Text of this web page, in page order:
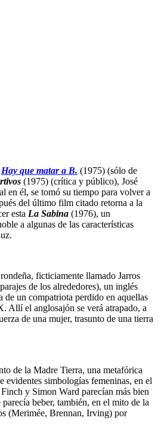
Hay que matar a B. (1975) (sólo de
(1975) (crítica y público), José
en él, se tomó su tiempo para volver a
del último film citado retorna a la
esta La Sabina (1976), un
a algunas de las características
ficticiamente llamado Jarros
de los alrededores), un inglés
de un compatriota perdido en aquellas
Allí el anglosajón se verá atrapado, a
de una mujer, trasunto de una tierra
de la Madre Tierra, una metafórica
evidentes simbologías femeninas, en el
y Simon Ward parecían más bien
beber, también, en el mito de la
(Merimée, Brennan, Irving) por